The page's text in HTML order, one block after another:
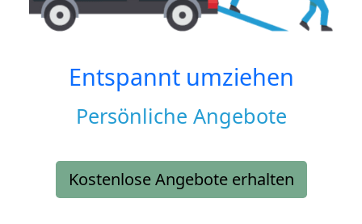
Entspannt umziehen
Persönliche Angebote
Kostenlose Angebote erhalten